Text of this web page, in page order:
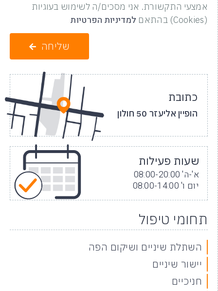
אמצעי התקשורת. אני מסכים/ה לשימוש בעוגיות
(Cookies) בהתאם
למדיניות הפרטיות
שליחה
כתובת
הופיין אליעזר 50 חולון
שעות פעילות
א'-ה' 08:00-20:00
יום ו' 08:00-14:00
תחומי טיפול
השתלת שיניים ושיקום הפה
יישור שיניים
חניכיים